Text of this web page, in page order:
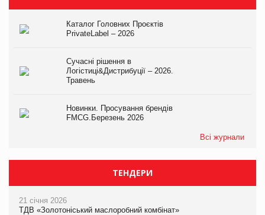
Каталог Головних Проєктів
PrivateLabel – 2026
Сучасні рішення в
Логістиці&Дистрибуції – 2026.
Травень
Новинки. Просування брендів
FMCG.Березень 2026
Всі журнали
ТЕНДЕРИ
21 січня 2026
ТДВ «Золотоніський маслоробний комбінат»